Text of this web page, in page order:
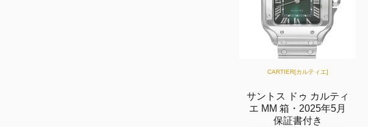
CARTIER[カルティエ]
サントス ドゥ カルティ
エ MM 箱・2025年5月
保証書付き